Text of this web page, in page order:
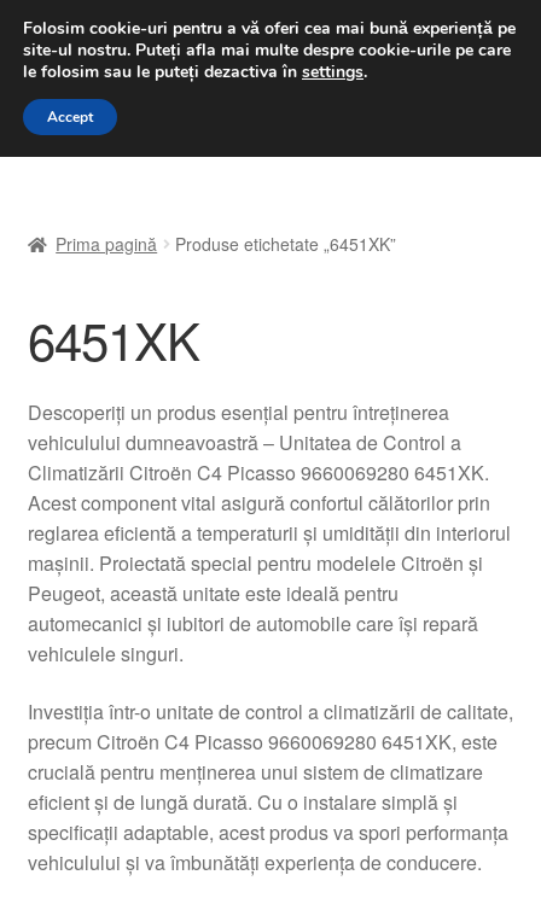
LIVRARE de la 33 lei
luni-vineri 9 a.m. - 4 p.m.031 229 6816
Sari
Sari
A lua legatura
Contul meu
Despre noi
Finalizare comandă
Livrare
Livrare în toată lumea
Plângere
Plățile
Politică de confidențialitate
Prima pagină Produse etichetate „6451XK”
6451XK
Descoperiți un produs esențial pentru întreținerea
vehiculului dumneavoastră – Unitatea de Control a
Climatizării Citroën C4 Picasso 9660069280 6451XK.
Acest component vital asigură confortul călătorilor prin
reglarea eficientă a temperaturii și umidității din interiorul
mașinii. Proiectată special pentru modelele Citroën și
Peugeot, această unitate este ideală pentru
automecanici și iubitori de automobile care își repară
vehiculele singuri.
Investiția într-o unitate de control a climatizării de calitate,
precum Citroën C4 Picasso 9660069280 6451XK, este
crucială pentru menținerea unui sistem de climatizare
eficient și de lungă durată. Cu o instalare simplă și
specificații adaptable, acest produs va spori performanța
vehiculului și va îmbunătăți experiența de conducere.
Folosim cookie-uri pentru a vă oferi cea mai bună experiență pe
site-ul nostru. Puteți afla mai multe despre cookie-urile pe care
le folosim sau le puteți dezactiva în settings.
Accept